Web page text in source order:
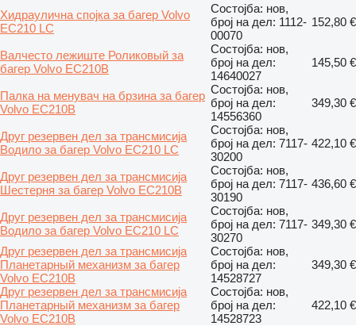
Хидраулична спојка за багер Volvo
EC210 LC
Состојба: нов,
број на дел: 1112-
00070
152,80 €
Валчесто лежиште Роликовый за
багер Volvo EC210B
Состојба: нов,
број на дел:
14640027
145,50 €
Палка на менувач на брзина за багер
Volvo EC210B
Состојба: нов,
број на дел:
14556360
349,30 €
Друг резервен дел за трансмисија
Водило за багер Volvo EC210 LC
Состојба: нов,
број на дел: 7117-
30200
422,10 €
Друг резервен дел за трансмисија
Шестерня за багер Volvo EC210B
Состојба: нов,
број на дел: 7117-
30190
436,60 €
Друг резервен дел за трансмисија
Водило за багер Volvo EC210 LC
Состојба: нов,
број на дел: 7117-
30270
349,30 €
Друг резервен дел за трансмисија
Планетарный механизм за багер
Volvo EC210B
Состојба: нов,
број на дел:
14528727
349,30 €
Друг резервен дел за трансмисија
Планетарный механизм за багер
Volvo EC210B
Состојба: нов,
број на дел:
14528723
422,10 €